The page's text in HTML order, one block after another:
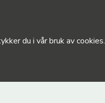
du i vår bruk av cookies.